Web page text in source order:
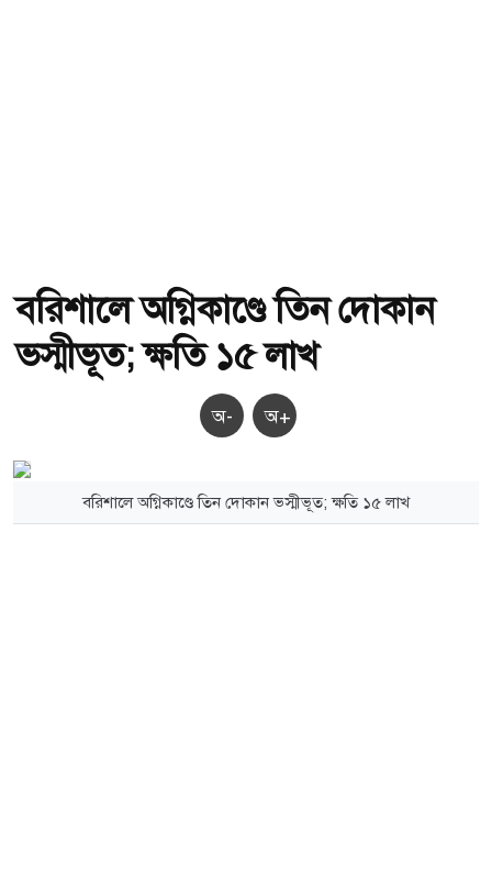
বরিশালে অগ্নিকাণ্ডে তিন দোকান
ভস্মীভূত; ক্ষতি ১৫ লাখ
অ- অ+
বরিশালে অগ্নিকাণ্ডে তিন দোকান ভস্মীভূত; ক্ষতি ১৫ লাখ